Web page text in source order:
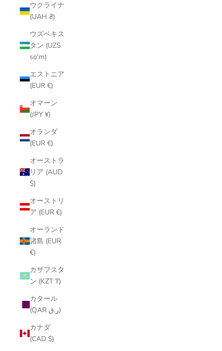
ウクライナ
(UAH ₴)
ウズベキス
タン (UZS
so'm)
エストニア
(EUR €)
オマーン
(JPY ¥)
オランダ
(EUR €)
オーストラ
リア (AUD
$)
オーストリ
ア (EUR €)
オーランド
諸島 (EUR
€)
カザフスタ
ン (KZT ₸)
カタール
(QAR ر.ق)
カナダ
(CAD $)